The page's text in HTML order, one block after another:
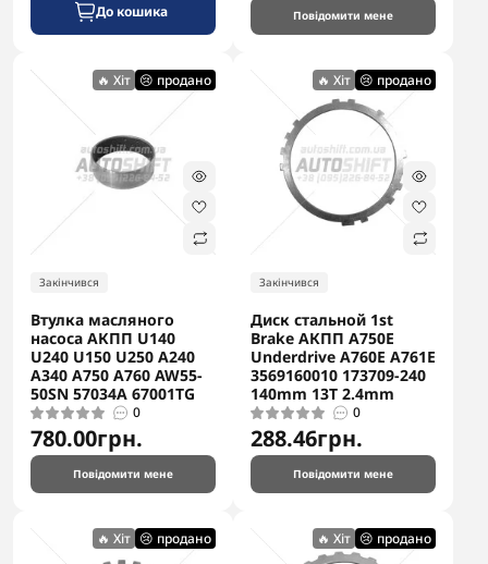
До кошика Повідомити мене
🔥 Хіт 😢 продано
Закінчився
Втулка масляного
насоса АКПП U140
U240 U150 U250 A240
A340 A750 A760 AW55-
50SN 57034A 67001TG
0
780.00грн.
Повідомити мене
🔥 Хіт 😢 продано
Закінчився
Диск стальной 1st
Brake АКПП A750E
Underdrive A760E A761E
3569160010 173709-240
140mm 13T 2.4mm
0
288.46грн.
Повідомити мене
🔥 Хіт 😢 продано 🔥 Хіт 😢 продано